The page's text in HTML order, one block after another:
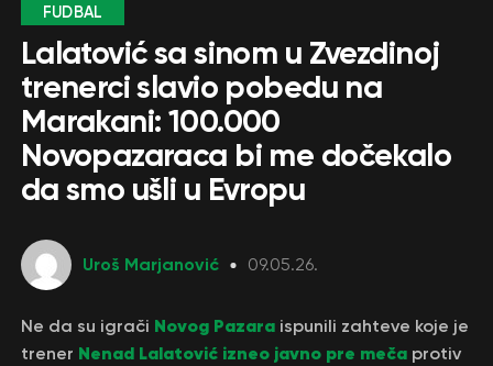
FUDBAL
Lalatović sa sinom u Zvezdinoj
trenerci slavio pobedu na
Marakani: 100.000
Novopazaraca bi me dočekalo
da smo ušli u Evropu
Uroš Marjanović 09.05.26.
Ne da su igrači Novog Pazaraispunili zahteve koje je
trener Nenad Lalatović izneo javno pre mečaprotiv